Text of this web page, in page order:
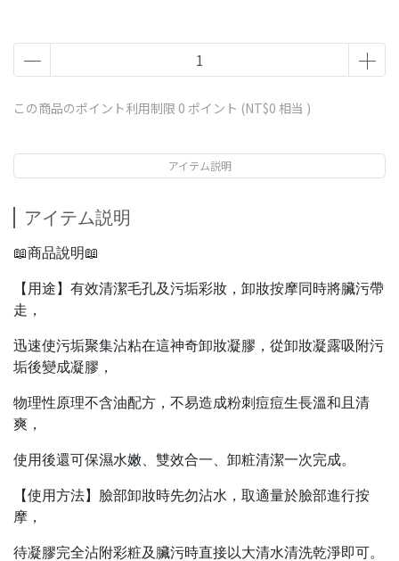
この商品のポイント利用制限 0 ポイント (NT$0 相当 )
アイテム説明
アイテム説明
📖商品說明📖
【用途】有效清潔毛孔及污垢彩妝，卸妝按摩同時將臟污帶
走，
迅速使污垢聚集沾粘在這神奇卸妝凝膠，從卸妝凝露吸附污
垢後變成凝膠，
物理性原理不含油配方，不易造成粉刺痘痘生長溫和且清
爽，
使用後還可保濕水嫩、雙效合一、卸粧清潔一次完成。
【使用方法】臉部卸妝時先勿沾水，取適量於臉部進行按
摩，
待凝膠完全沾附彩粧及臟污時直接以大清水清洗乾淨即可。